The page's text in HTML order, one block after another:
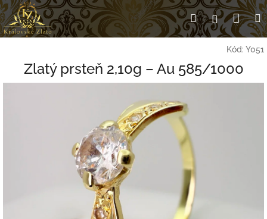
Prejsť
na
obsah
Hľadať
Kód: Y051
Zlatý prsteň 2,10g – Au 585/1000